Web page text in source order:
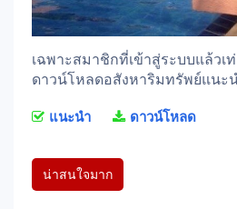
เฉพาะสมาชิกที่เข้าสู่ระบบแล้วเ
ดาวน์โหลดอสังหาริมทรัพย์แนะ
แนะนำ ดาวน์โหลด
น่าสนใจมาก